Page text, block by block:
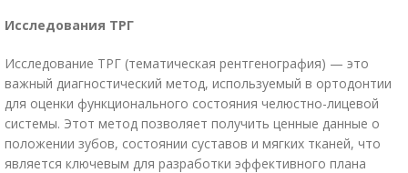
Исследования ТРГ
Исследование ТРГ (тематическая рентгенография) — это
важный диагностический метод, используемый в ортодонтии
для оценки функционального состояния челюстно-лицевой
системы. Этот метод позволяет получить ценные данные о
положении зубов, состоянии суставов и мягких тканей, что
является ключевым для разработки эффективного плана